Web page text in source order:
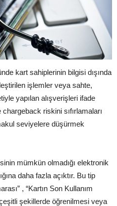
kart sahiplerinin bilgisi dışında
işlemler veya sahte,
yapılan alışverişleri ifade
riskini sıfırlamaları
seviyelere düşürmek
mümkün olmadığı elektronik
daha fazla açıktır. Bu tip
, “Kartın Son Kullanım
şekillerde öğrenilmesi veya